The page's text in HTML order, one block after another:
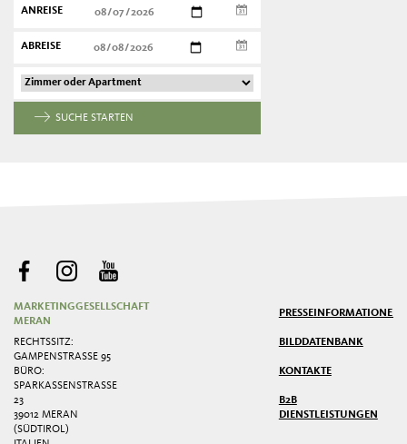
ANREISE
ABREISE
SUCHE STARTEN
MARKETINGGESELLSCHAFT
MERAN
RECHTSSITZ:
GAMPENSTRASSE 95
BÜRO:
SPARKASSENSTRASSE 2
3
39012 MERAN
(SÜDTIROL)
PRESSEINFORMATIONEN
BILDDATENBANK
KONTAKTE
B2B
DIENSTLEISTUNGEN